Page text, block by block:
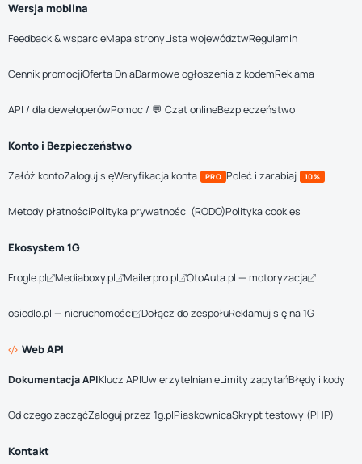
Wersja mobilna
Feedback & wsparcieMapa stronyLista województwRegulamin
Cennik promocjiOferta DniaDarmowe ogłoszenia z kodemReklama
API / dla deweloperówPomoc / 💬 Czat onlineBezpieczeństwo
Konto i Bezpieczeństwo
Załóż kontoZaloguj sięWeryfikacja konta PRO Poleć i zarabiaj 10%
Metody płatnościPolityka prywatności (RODO)Polityka cookies
Ekosystem 1G
Frogle.pl Mediaboxy.pl Mailerpro.pl OtoAuta.pl — motoryzacja
osiedlo.pl — nieruchomości Dołącz do zespołuReklamuj się na 1G
Web API
Dokumentacja APIKlucz APIUwierzytelnianieLimity zapytańBłędy i kody
Od czego zacząćZaloguj przez 1g.plPiaskownicaSkrypt testowy (PHP)
Kontakt